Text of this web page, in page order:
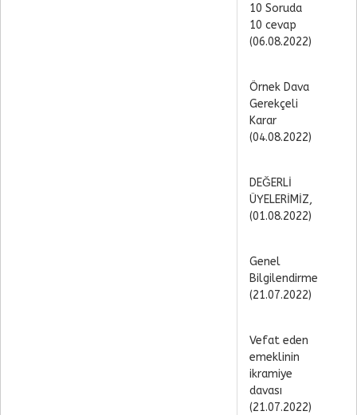
10 Soruda
10 cevap
(06.08.2022)
Örnek Dava
Gerekçeli
Karar
(04.08.2022)
DEĞERLİ
ÜYELERİMİZ,
(01.08.2022)
Genel
Bilgilendirme
(21.07.2022)
Vefat eden
emeklinin
ikramiye
davası
(21.07.2022)